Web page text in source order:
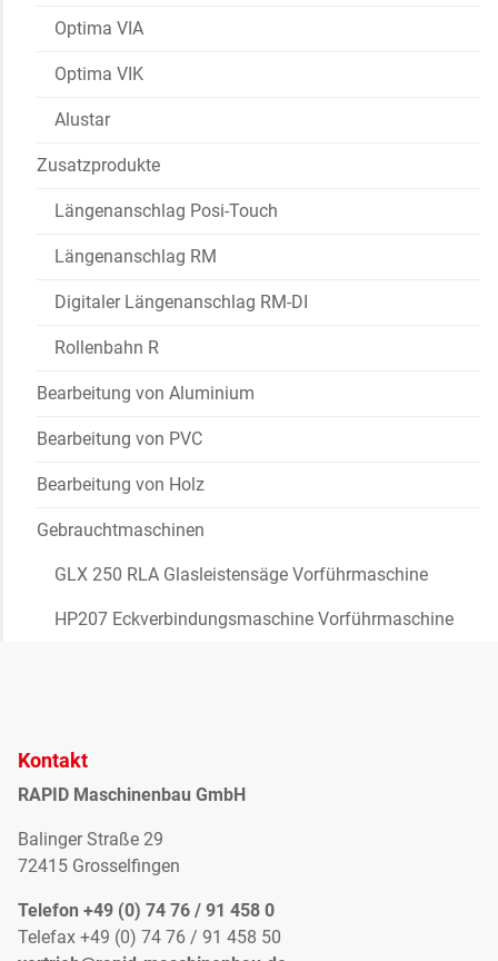
Optima VIA
Optima VIK
Alustar
Zusatzprodukte
Längenanschlag Posi-Touch
Längenanschlag RM
Digitaler Längenanschlag RM-DI
Rollenbahn R
Bearbeitung von Aluminium
Bearbeitung von PVC
Bearbeitung von Holz
Gebrauchtmaschinen
GLX 250 RLA Glasleistensäge Vorführmaschine
HP207 Eckverbindungsmaschine Vorführmaschine
Kontakt
RAPID Maschinenbau GmbH
Balinger Straße 29
72415 Grosselfingen
Telefon +49 (0) 74 76 / 91 458 0
Telefax +49 (0) 74 76 / 91 458 50